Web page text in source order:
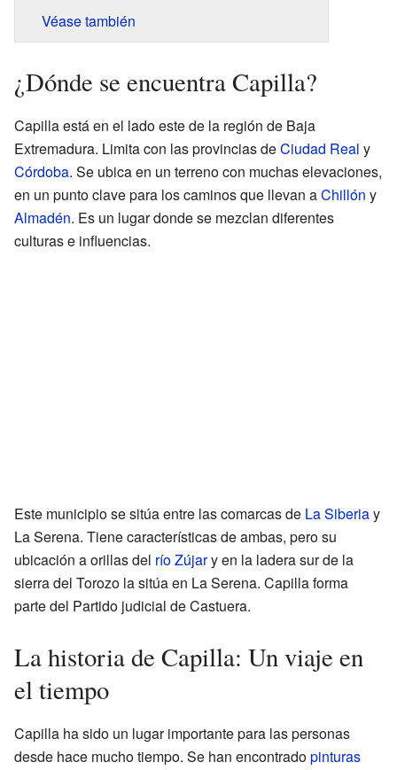
Véase también
¿Dónde se encuentra Capilla?
Capilla está en el lado este de la región de Baja
Extremadura. Limita con las provincias deCiudad Real y
Córdoba. Se ubica en un terreno con muchas elevaciones,
en un punto clave para los caminos que llevan aChillón y
Almadén. Es un lugar donde se mezclan diferentes
culturas e influencias.
Este municipio se sitúa entre las comarcas de La Siberiay
La Serena. Tiene características de ambas, pero su
ubicación a orillas del río Zújary en la ladera sur de la
sierra del Torozo la sitúa en La Serena. Capilla forma
parte del Partido judicial de Castuera.
La historia de Capilla: Un viaje en
el tiempo
Capilla ha sido un lugar importante para las personas
desde hace mucho tiempo. Se han encontradopinturas